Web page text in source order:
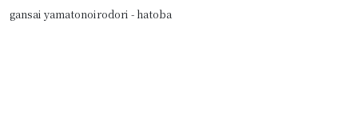
gansai yamatonoirodori - hatoba